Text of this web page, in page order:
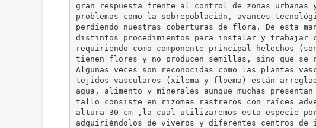
gran respuesta frente al control de zonas
problemas como la sobrepoblación, avances
perdiendo nuestras coberturas de flora. De esta
distintos procedimientos para instalar y trabajar
requiriendo como componente principal helechos
tienen flores y no producen semillas, sino que se
Algunas veces son reconocidas como las plantas
tejidos vasculares (xilema y floema) están
agua, alimento y minerales aunque muchas
tallo consiste en rizomas rastreros con raíces
altura 30 cm ,la cual utilizaremos esta especie
adquiriéndolos de viveros y diferentes centros de